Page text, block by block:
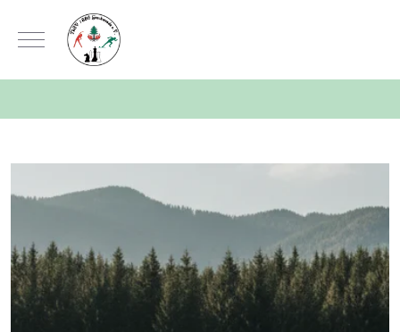
Mobile Menu Toggle